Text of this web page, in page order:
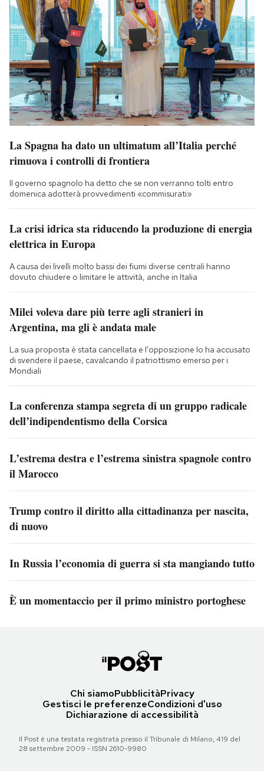
La Spagna ha dato un ultimatum all’Italia perché
rimuova i controlli di frontiera
Il governo spagnolo ha detto che se non verranno tolti entro
domenica adotterà provvedimenti «commisurati»
La crisi idrica sta riducendo la produzione di energia
elettrica in Europa
A causa dei livelli molto bassi dei fiumi diverse centrali hanno
dovuto chiudere o limitare le attività, anche in Italia
Milei voleva dare più terre agli stranieri in
Argentina, ma gli è andata male
La sua proposta è stata cancellata e l’opposizione lo ha accusato
di svendere il paese, cavalcando il patriottismo emerso per i
Mondiali
La conferenza stampa segreta di un gruppo radicale
dell’indipendentismo della Corsica
L’estrema destra e l’estrema sinistra spagnole contro
il Marocco
Trump contro il diritto alla cittadinanza per nascita,
di nuovo
In Russia l’economia di guerra si sta mangiando tutto
È un momentaccio per il primo ministro portoghese
Chi siamoPubblicitàPrivacy
Gestisci le preferenzeCondizioni d'uso
Dichiarazione di accessibilità
Il Post è una testata registrata presso il Tribunale di Milano, 419 del
28 settembre 2009 - ISSN 2610-9980